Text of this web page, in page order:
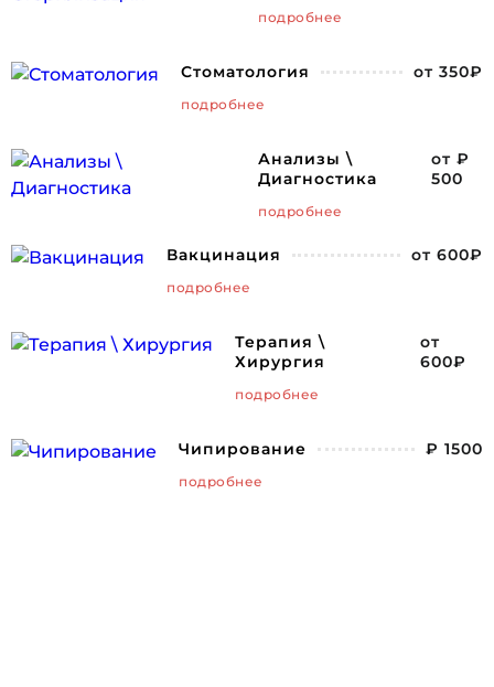
подробнее
Стоматология от 350₽
подробнее
Анализы \
Диагностика
от ₽
500
подробнее
Вакцинация от 600₽
подробнее
Терапия \
Хирургия
от
600₽
подробнее
Чипирование ₽ 1500
подробнее